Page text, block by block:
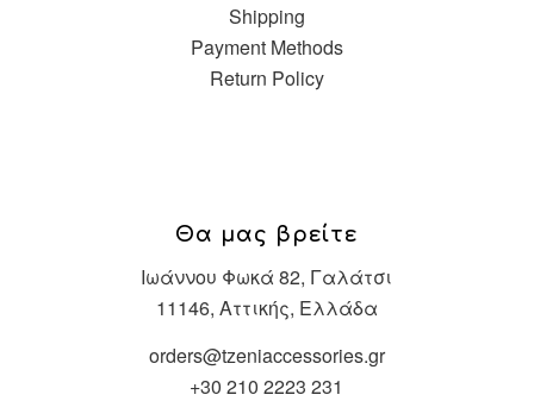
Shipping
Payment Methods
Return Policy
Θα μας βρείτε
Ιωάννου Φωκά 82, Γαλάτσι
11146, Αττικής, Ελλάδα
orders@tzeniaccessories.gr
+30 210 2223 231